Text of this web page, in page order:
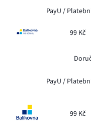
PayU /
99 Kč
PayU /
99 Kč